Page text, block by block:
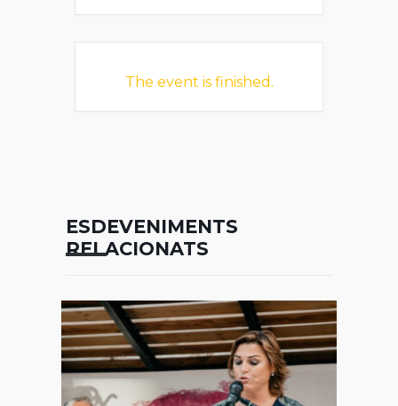
The event is finished.
ESDEVENIMENTS
RELACIONATS